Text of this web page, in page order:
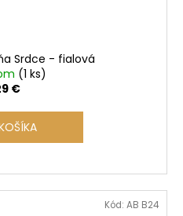
Srdce - fialová
(1 ks)
€
Kód: AB B24